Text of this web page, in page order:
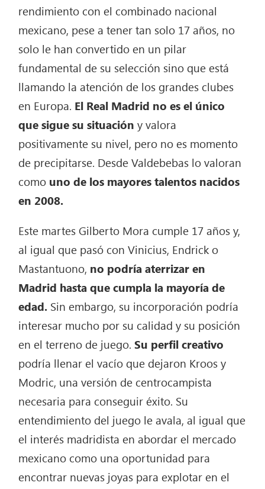
rendimiento con el combinado nacional
mexicano, pese a tener tan solo 17 años, no
solo le han convertido en un pilar
fundamental de su selección sino que está
llamando la atención de los grandes clubes
en Europa. El Real Madrid no es el único
que sigue su situacióny valora
positivamente su nivel, pero no es momento
de precipitarse. Desde Valdebebas lo valoran
como uno de los mayores talentos nacidos
en 2008.
Este martes Gilberto Mora cumple 17 años y,
al igual que pasó con Vinicius, Endrick o
Mastantuono, no podría aterrizar en
Madrid hasta que cumpla la mayoría de
edad. Sin embargo, su incorporación podría
interesar mucho por su calidad y su posición
en el terreno de juego. Su perfil creativo
podría llenar el vacío que dejaron Kroos y
Modric, una versión de centrocampista
necesaria para conseguir éxito. Su
entendimiento del juego le avala, al igual que
el interés madridista en abordar el mercado
mexicano como una oportunidad para
encontrar nuevas joyas para explotar en el